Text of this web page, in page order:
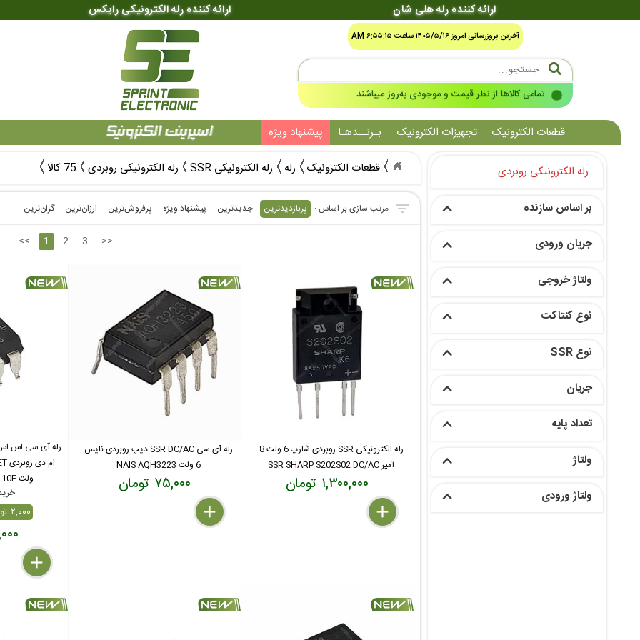
ارائه کننده رله هلی شان ارائه کننده رله الکترونیکی رایکس
آخرین بروزرسانی امروز ۱۴۰۵/۵/۱۶ ساعت ۶:۵۵:۱۵ AM
شرایط صدور فاکتور رسمی سامانه مالیاتی مودیان
قطعات الکترونیک تجهیزات الکترونیک بـرنــدهـا پیشنهاد ویژه
قطعات الکترونیک
رله رله الکترونیکی SSR رله الکترونیکی روبردی 75 کالا
پربازدیدترین جدیدترین پیشنهاد ویژه پرفروش‌ترین‌ ارزان‌ترین گران‌ترین
<< 1 2 3 >>
رله الکترونیکی SSR روبردی شارپ 6 ولت 8
آمپر SSR SHARP S202S02 DC/AC
۱,۳۰۰,۰۰۰ تومان
delete
remove
add
رله آی سی SSR DC/AC دیپ روبردی نایس
6 ولت NAIS AQH3223
۷۵,۰۰۰ تومان
delete
remove
add
ولت CP CLARE LCA110E
خرید
۲,۰۰۰ تومان تخفیف ( %۲)
delete
remove
add
رله الکترونیکی روبردی
بر اساس سازنده
جریان ورودی
ولتاژ خروجی
نوع کنتاکت
نوع SSR
جریان
تعداد پایه
ولتاژ
ولتاژ ورودی